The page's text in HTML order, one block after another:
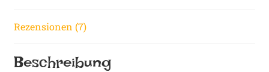
Rezensionen (7)
Beschreibung